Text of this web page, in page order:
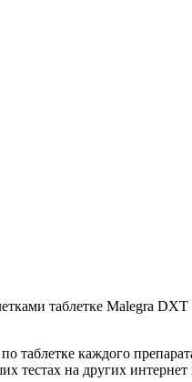
таблетке Malegra
таблетке каждого
тестах на других интернет